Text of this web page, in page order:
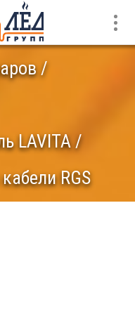
LAVITA
RGS